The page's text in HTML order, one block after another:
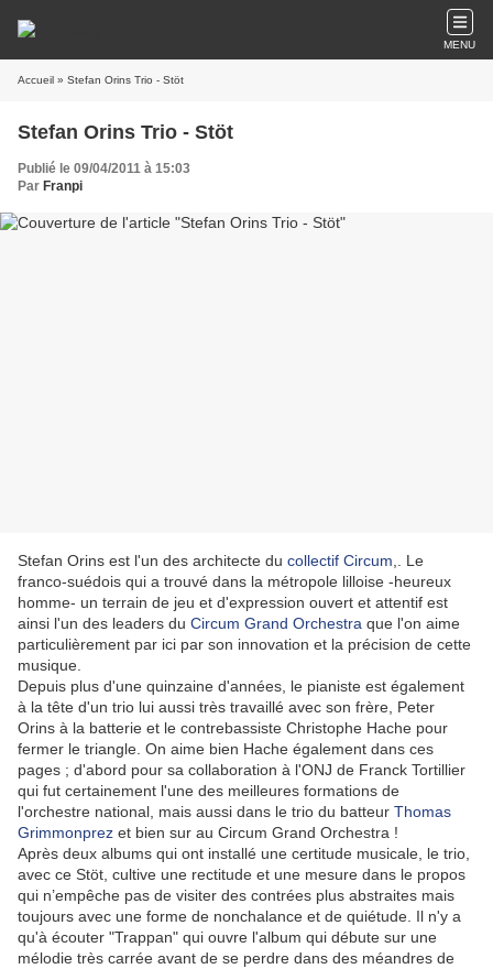
MENU
Accueil » Stefan Orins Trio - Stöt
Stefan Orins Trio - Stöt
Publié le 09/04/2011 à 15:03
Par Franpi
Stefan Orins est l'un des architecte du collectif Circum ,. Le
franco-suédois qui a trouvé dans la métropole lilloise -heureux
homme- un terrain de jeu et d'expression ouvert et attentif est
ainsi l'un des leaders du Circum Grand Orchestra que l'on aime
particulièrement par ici par son innovation et la précision de cette
musique.
Depuis plus d'une quinzaine d'années, le pianiste est également
à la tête d'un trio lui aussi très travaillé avec son frère, Peter
Orins à la batterie et le contrebassiste Christophe Hache pour
fermer le triangle. On aime bien Hache également dans ces
pages ; d'abord pour sa collaboration à l'ONJ de Franck Tortillier
qui fut certainement l'une des meilleures formations de
l'orchestre national, mais aussi dans le trio du batteur Thomas
Grimmonprez et bien sur au Circum Grand Orchestra !
Après deux albums qui ont installé une certitude musicale, le trio,
avec ce Stöt, cultive une rectitude et une mesure dans le propos
qui n’empêche pas de visiter des contrées plus abstraites mais
toujours avec une forme de nonchalance et de quiétude. Il n'y a
qu'à écouter "Trappan" qui ouvre l'album qui débute sur une
mélodie très carrée avant de se perdre dans des méandres de